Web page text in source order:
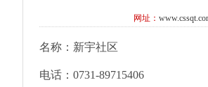
网址：
名称：新宇社区
电话：0731-89715406